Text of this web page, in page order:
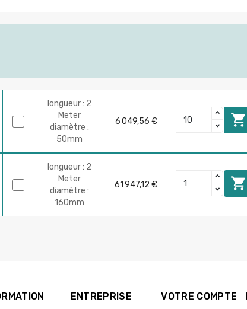
longueur : 2
Meter
diamètre :
50mm
6 049,56 € 
longueur : 2
Meter
diamètre :
160mm
61 947,12 € 
ENTREPRISE VOTRE COMPTE